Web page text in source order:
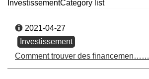
InvestissementCategory list
2021-04-27
Investissement
Comment trouver des financemen……